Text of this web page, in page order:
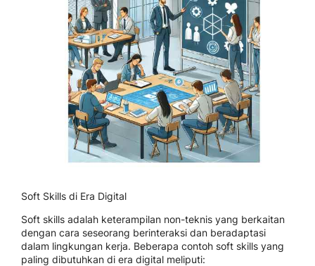
Soft Skills di Era Digital
Soft skills adalah keterampilan non-teknis yang berkaitan
dengan cara seseorang berinteraksi dan beradaptasi
dalam lingkungan kerja. Beberapa contoh soft skills yang
paling dibutuhkan di era digital meliputi: